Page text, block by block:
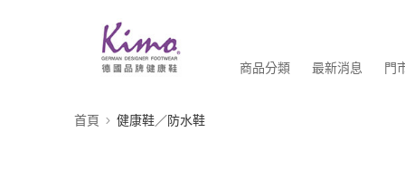
商品分類 最新消息 門
首頁 健康鞋／防水鞋